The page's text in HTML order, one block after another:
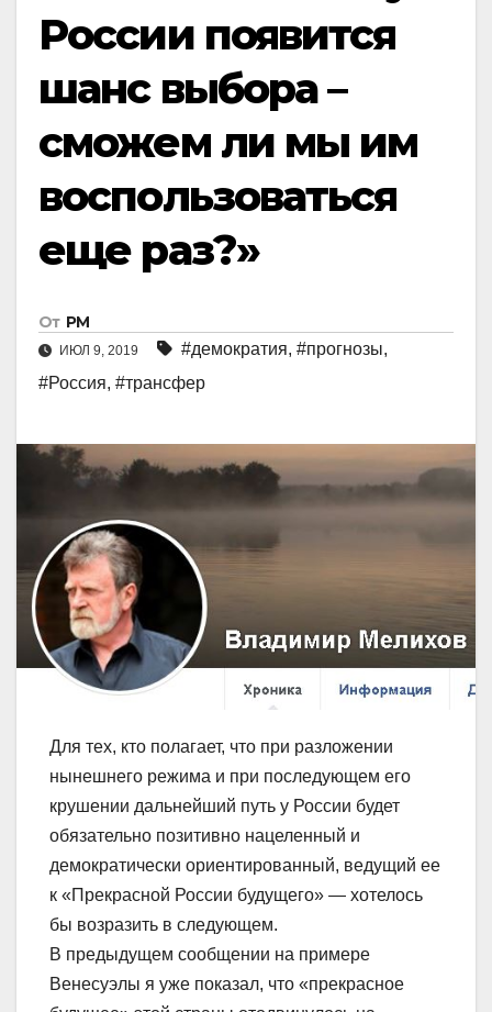
России появится
шанс выбора –
сможем ли мы им
воспользоваться
еще раз?»
От РМ
ИЮЛ 9, 2019 #демократия, #прогнозы,
#Россия, #трансфер
Для тех, кто полагает, что при разложении
нынешнего режима и при последующем его
крушении дальнейший путь у России будет
обязательно позитивно нацеленный и
демократически ориентированный, ведущий ее
к «Прекрасной России будущего» — хотелось
бы возразить в следующем.
В предыдущем сообщении на примере
Венесуэлы я уже показал, что «прекрасное